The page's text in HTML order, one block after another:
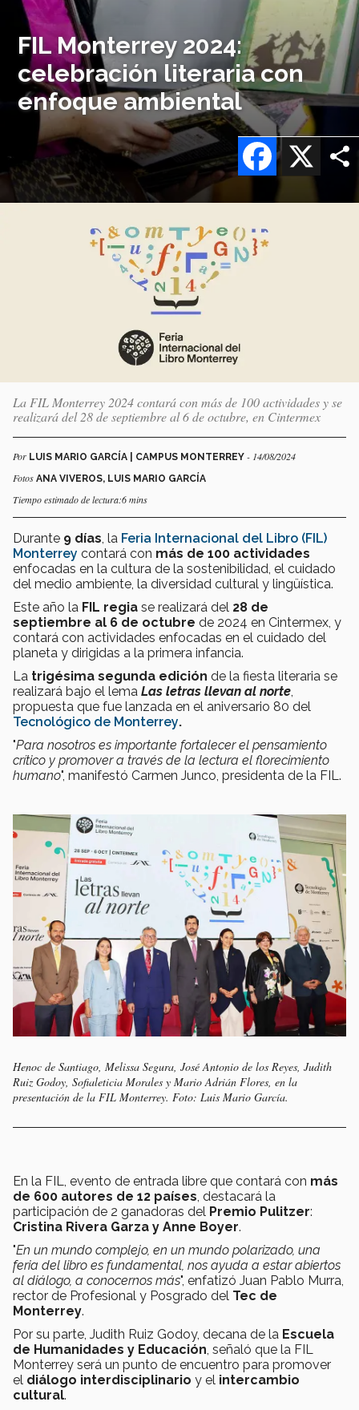
FIL Monterrey 2024:
celebración literaria con
enfoque ambiental
X
Facebook
La FIL Monterrey 2024 contará con más de 100 actividades y se
realizará del 28 de septiembre al 6 de octubre, en Cintermex
Por LUIS MARIO GARCÍA | CAMPUS MONTERREY - 14/08/2024
Fotos ANA VIVEROS, LUIS MARIO GARCÍA
Tiempo estimado de lectura:6 mins
Durante 9 días , la Feria Internacional del Libro (FIL)
Monterrey contará con más de 100 actividades
enfocadas en la cultura de la sostenibilidad, el cuidado
del medio ambiente, la diversidad cultural y lingüística.
Este año la FIL regia se realizará del 28 de
septiembre al 6 de octubre de 2024 en Cintermex, y
contará con actividades enfocadas en el cuidado del
planeta y dirigidas a la primera infancia.
La trigésima segunda edición de la fiesta literaria se
realizará bajo el lema Las letras llevan al norte
propuesta que fue lanzada en el aniversario 80 del
Tecnológico de Monterrey.
"Para nosotros es importante fortalecer el pensamiento
crítico y promover a través de la lectura el florecimiento
humano", manifestó Carmen Junco, presidenta de la FIL.
Henoc de Santiago, Melissa Segura, José Antonio de los Reyes, Judith
Ruiz Godoy, Sofialeticia Morales y Mario Adrián Flores, en la
presentación de la FIL Monterrey. Foto: Luis Mario García.
En la FIL, evento de entrada libre que contará con más
de 600 autores de 12 países, destacará la
participación de 2 ganadoras del Premio Pulitzer:
Cristina Rivera Garza y Anne Boyer.
"En un mundo complejo, en un mundo polarizado, una
feria del libro es fundamental, nos ayuda a estar abiertos
al diálogo, a conocernos más", enfatizó Juan Pablo Murra,
rector de Profesional y Posgrado del Tec de
Monterrey.
Por su parte, Judith Ruiz Godoy, decana de la Escuela
de Humanidades y Educación, señaló que la FIL
Monterrey será un punto de encuentro para promover
el diálogo interdisciplinario y el intercambio
cultural.